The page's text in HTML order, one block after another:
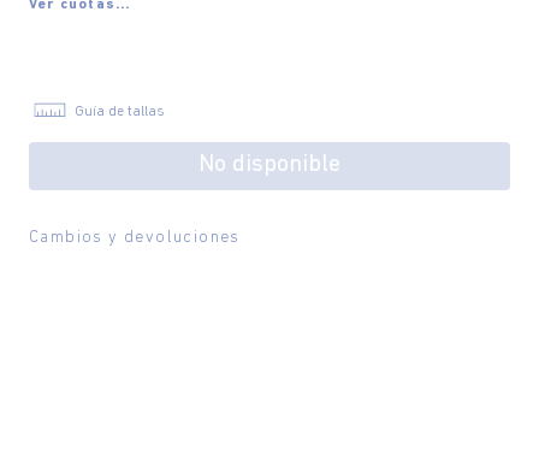
Ver cuotas...
Guía de tallas
No disponible
Cambios y devoluciones